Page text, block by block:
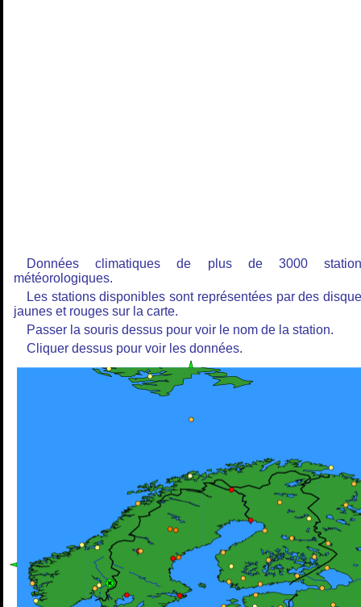
Données climatiques de plus de 3000
météorologiques.
Les stations disponibles sont représentées par des
jaunes et rouges sur la carte.
Passer la souris dessus pour voir le nom de la station.
Cliquer dessus pour voir les données.